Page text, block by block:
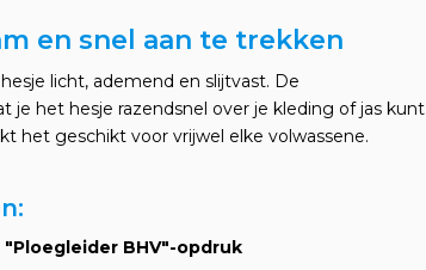
en snel aan te trekken
licht, ademend en slijtvast. De
je het hesje razendsnel over je kleding of jas kunt
het geschikt voor vrijwel elke volwassene.
"Ploegleider BHV"-opdruk